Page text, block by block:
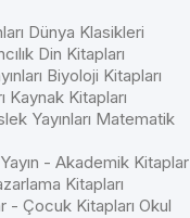
Dünya Klasikleri
Din Kitapları
Biyoloji Kitapları
Kaynak Kitapları
Yayınları Matematik
- Akademik Kitaplar
Kitapları
- Çocuk Kitapları Okul